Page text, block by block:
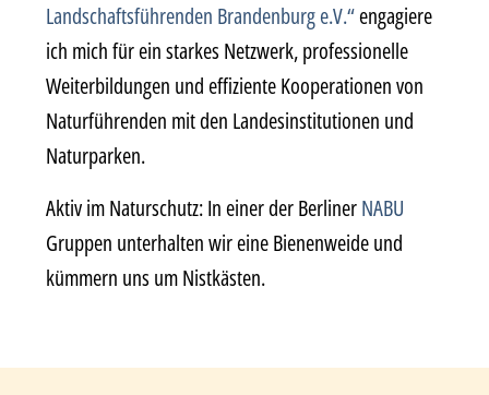
Landschaftsführenden Brandenburg e.V.“engagiere
ich mich für ein starkes Netzwerk, professionelle
Weiterbildungen und effiziente Kooperationen von
Naturführenden mit den Landesinstitutionen und
Naturparken.
Aktiv im Naturschutz: In einer der BerlinerNABU
Gruppen unterhalten wir eine Bienenweide und
kümmern uns um Nistkästen.